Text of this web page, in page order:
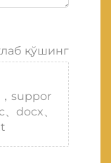
қўшинг
suppor
docx、